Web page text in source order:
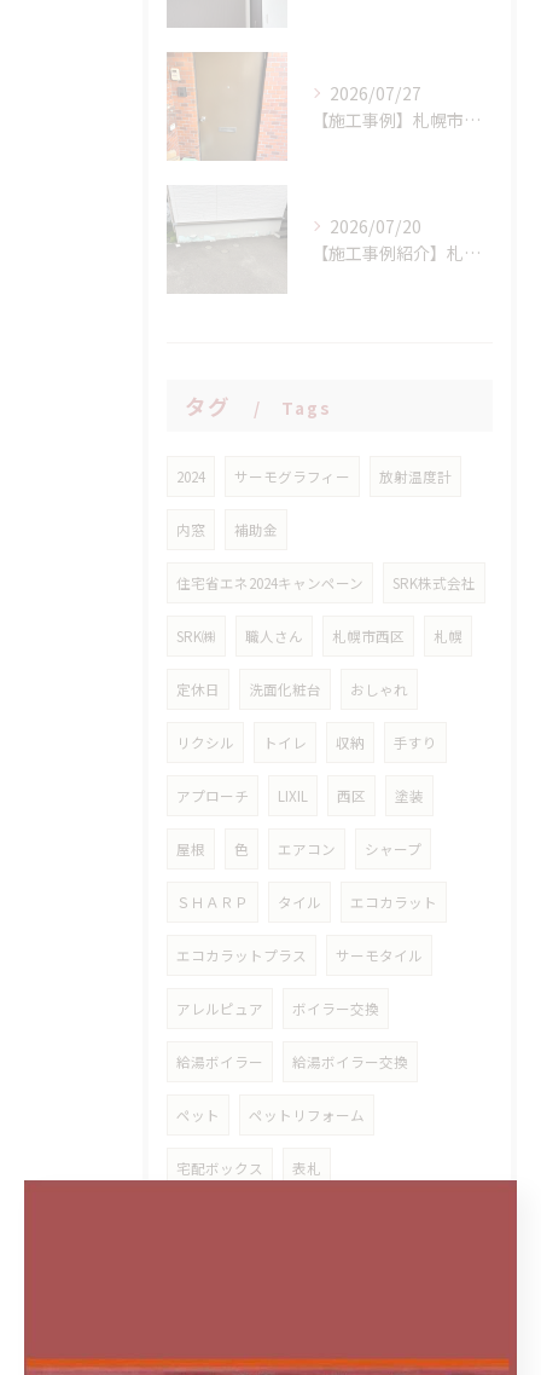
2026/07/27
【施工事例】札幌市西区 K様邸 マンション玄関ドア交換工事：LIXIL リシェント(持ち出し工法)で、断熱性と防犯性を一気にアップ！
2026/07/20
【施工事例紹介】札幌市西区 S様邸 断熱基礎の剥離トラブルを解消！高耐久基礎保護材「インサルキソッシュMore」を用いた基礎補修工事
タグ Tags
2024 サーモグラフィー 放射温度計
内窓 補助金
住宅省エネ2024キャンペーン SRK株式会社
SRK㈱ 職人さん 札幌市西区 札幌
定休日 洗面化粧台 おしゃれ
リクシル トイレ 収納 手すり
アプローチ LIXIL 西区 塗装
屋根 色 エアコン シャープ
ＳＨＡＲＰ タイル エコカラット
エコカラットプラス サーモタイル
アレルピュア ボイラー交換
給湯ボイラー 給湯ボイラー交換
ペット ペットリフォーム
宅配ボックス 表札